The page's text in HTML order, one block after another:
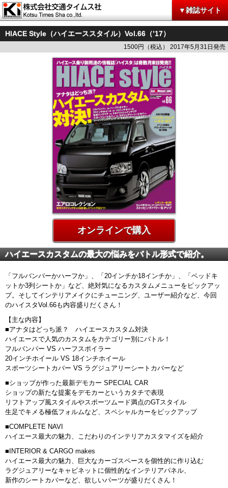
▼雑誌サイト
HIACE Style（ハイエーススタイル）Vol.66（’17）
1500円（税込） 2017年5月31日発売
オンラインで購入
ハイエースカスタムの最大の悩みをバトル形式で紹介。
「フルバンパーかハーフか」、「20インチか18インチか」、「ベッドキ
ットか3列シートか」など、絶対気になるカスタムメニューをピックアッ
プ。そしてインテリアメイクにチューニング、ユーザー紹介など、今回
のハイスタVol.66も内容盛りだくさん！
【主な内容】
■アナタはどっち派？ ハイエースカスタム対決
ハイエースで人気のカスタムをカテゴリー別にバトル！
フルバンパー VS ハーフスポイラー
20インチホイール VS 18インチホイール
スポーツシートカバー VS ラグジュアリーシートカバーなど
■ショップが作った最新デモカー SPECIAL CAR
ショップの新たな提案をデモカーというカタチで表現
リフトアップ風スタイルやスポーツムード満点のGTスタイル
生足でキメる極低フォルムなど、スペシャルカーをピックアップ
■COMPLETE NAVI
ハイエース最大の魅力、こだわりのインテリアカスタマイズを紹介
■INTERIOR & CARGO makes
ハイエース最大の魅力、巨大なカーゴスペースを個性的に作り込む
ラグジュアリーなキャビネットに個性的なインテリアパネル、
新作のシートカバーなど、欲しいパーツが盛りだくさん！